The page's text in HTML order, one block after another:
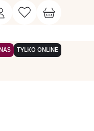
TYLKO ONLINE